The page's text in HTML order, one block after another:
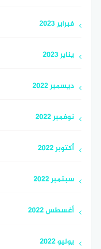
فبراير 2023
يناير 2023
ديسمبر 2022
نوفمبر 2022
أكتوبر 2022
سبتمبر 2022
أغسطس 2022
يوليو 2022